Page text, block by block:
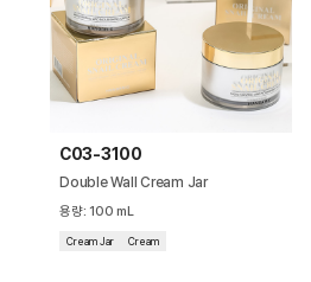
C03-3100
Double Wall Cream Jar
용량: 100 mL
Cream Jar Cream